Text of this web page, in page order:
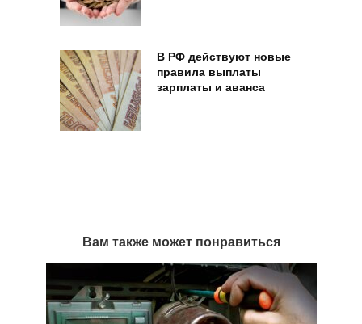
В РФ действуют новые
правила выплаты
зарплаты и аванса
Вам также может понравиться